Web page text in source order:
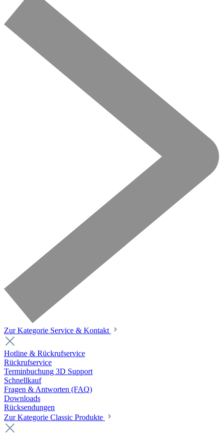
Zur Kategorie Service & Kontakt
Hotline & Rückrufservice
Rückrufservice
Terminbuchung 3D Support
Schnellkauf
Fragen & Antworten (FAQ)
Downloads
Rücksendungen
Zur Kategorie Classic Produkte